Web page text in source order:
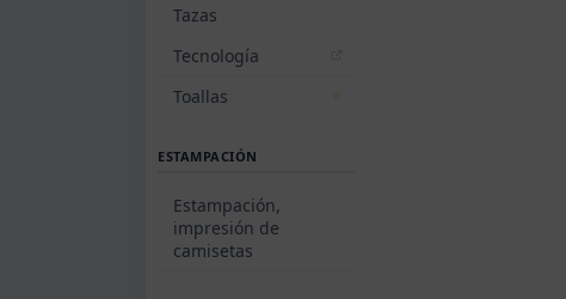
Tazas
Tecnología
Toallas
ESTAMPACIÓN
Estampación,
impresión de
camisetas